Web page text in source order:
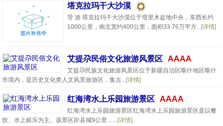
塔克拉玛干大沙漠
导 游 塔克拉玛干大沙漠位于塔里木盆地中央，东西长约
1000公里，南北宽约400公里，面积33.76万平方...[详情]
艾提尕民俗文化旅游风景区 AAAA
艾提尕民族文化旅游风景区位于新疆自治区喀什地区喀什
市境内，是历史文化类人文风景旅游区，集古...[详情]
红海湾水上乐园旅游景区 AAAA
红海湾水上乐园旅游景区红海湾水上乐园旅游景区是以餐
饮、水上娱乐为主。该景区距县城9公里，...[详情]